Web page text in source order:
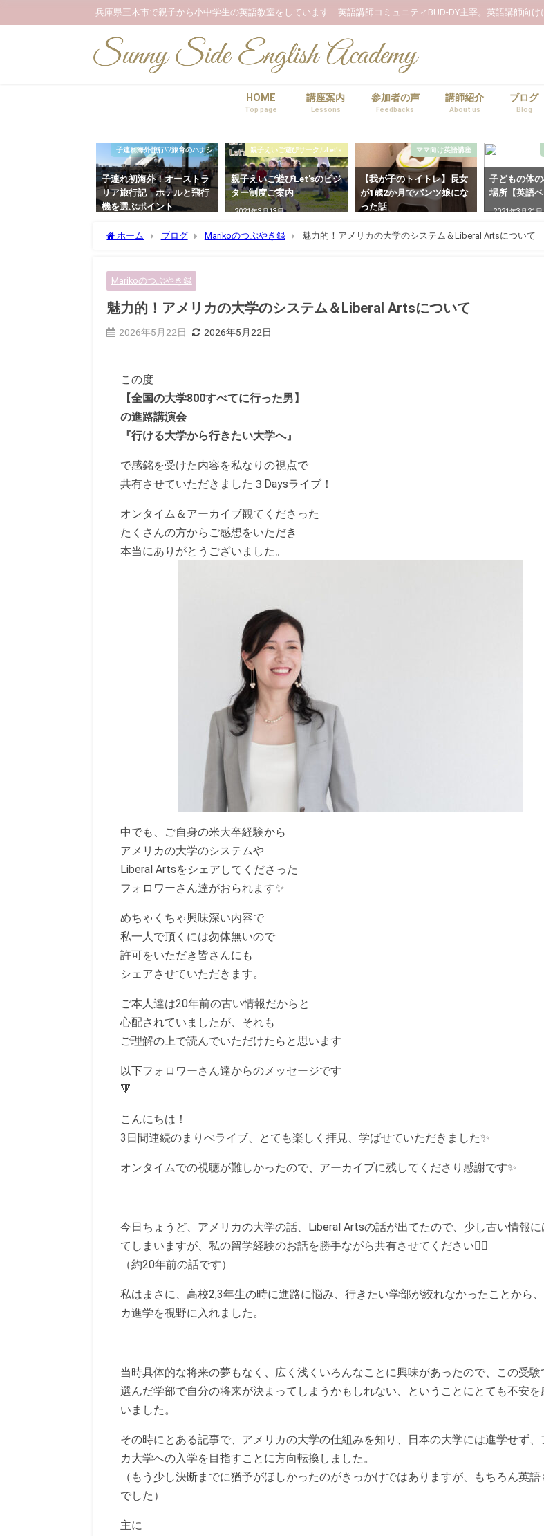
兵庫県三木市で親子から小中学生の英語教室をしています 英語講師コミュニティBUD-DY主宰。英語講師向
HOME
Top page
講座案内
Lessons
参加者の声
Feedbacks
講師紹介
About us
ブログ
Blog
子連れ海外旅行♡旅育のハナシ
子連れ初海外！オーストラ
リア旅行記 ホテルと飛行
機を選ぶポイント
親子えいご遊びサークルLet's
親子えいご遊びLet'sのビジ
ター制度ご案内
2021年3月13日
ママ向け英語講座
【我が子のトイトレ】長女
が1歳2か月でパンツ娘にな
った話
子どもの体
場所【英語ベ
2021年3月21日
ホーム ブログ Marikoのつぶやき録 魅力的！アメリカの大学のシステム＆Liberal Artsについて
Marikoのつぶやき録
魅力的！アメリカの大学のシステム＆Liberal Artsについて
2026年5月22日 2026年5月22日
この度
【全国の大学800すべてに行った男】
の進路講演会
『行ける大学から行きたい大学へ』
で感銘を受けた内容を私なりの視点で
共有させていただきました３Daysライブ！
オンタイム＆アーカイブ観てくださった
たくさんの方からご感想をいただき
本当にありがとうございました。
中でも、ご自身の米大卒経験から
アメリカの大学のシステムや
Liberal Artsをシェアしてくださった
フォロワーさん達がおられます✨
めちゃくちゃ興味深い内容で
私一人で頂くには勿体無いので
許可をいただき皆さんにも
シェアさせていただきます。
ご本人達は20年前の古い情報だからと
心配されていましたが、それも
ご理解の上で読んでいただけたらと思います
以下フォロワーさん達からのメッセージです
🔻
こんにちは！
3日間連続のまりぺライブ、とても楽しく拝見、学ばせていただきました✨
オンタイムでの視聴が難しかったので、アーカイブに残してくださり感謝です✨
今日ちょうど、アメリカの大学の話、Liberal Artsの話が出てたので、少し古い情報に
てしまいますが、私の留学経験のお話を勝手ながら共有させてください🙇‍♀️
（約20年前の話です）
私はまさに、高校2,3年生の時に進路に悩み、行きたい学部が絞れなかったことから
カ進学を視野に入れました。
当時具体的な将来の夢もなく、広く浅くいろんなことに興味があったので、この受験
選んだ学部で自分の将来が決まってしまうかもしれない、ということにとても不安を
いました。
その時にとある記事で、アメリカの大学の仕組みを知り、日本の大学には進学せず、
カ大学への入学を目指すことに方向転換しました。
（もう少し決断までに猶予がほしかったのがきっかけではありますが、もちろん英語
でした）
主に